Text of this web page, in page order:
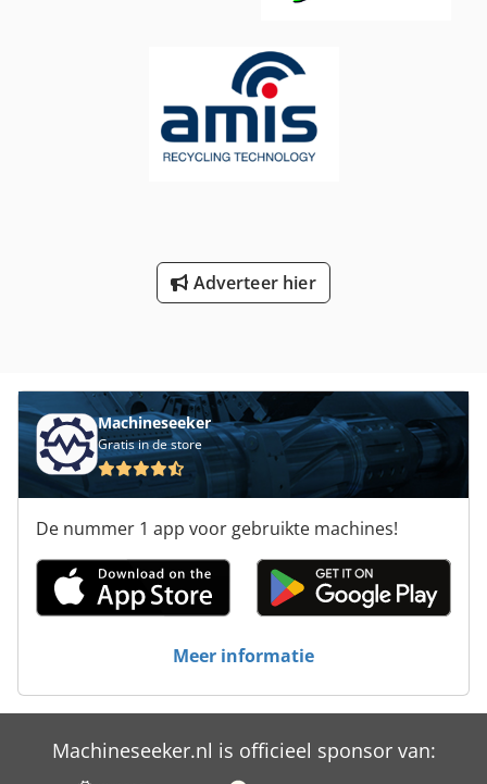
stuks TG-40 meenemers hoogfrequent gelast Materiaal
band: 3-laags bijzonder dwarsstabiel * uitgerust met
roestvrije krokodillenkoppelingen RS125 Magnetische
eigenschappen: Ingebouwde magnetische kern:
Strontiumferriet Y30 Verbonden SfRe strontium hardferriet
transportbandsysteem, afvoerbanden, transportband,
magneetscheider, magneetscheider over de band,
recycling, houtspaanders, plastic, metaalvrije
nodig heeft. Samen met onze klanten ontwikkelen we
individuele oplossingen op maat en leveren we de
bijbehorende systemen uit onze eigen productie. Neem
gerust telefonisch contact met ons op om een passende
oplossing voor uw toepassing te vinden.
Adverteer hier
Machineseeker
Gratis in de store
De nummer 1 app voor gebruikte machines!
Meer informatie
Machineseeker.nl is officieel sponsor van: